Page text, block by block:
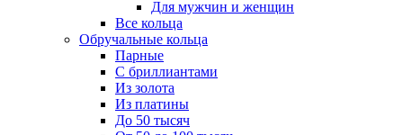
Для мужчин и женщин
Все кольца
Обручальные кольца
Парные
С бриллиантами
Из золота
Из платины
До 50 тысяч